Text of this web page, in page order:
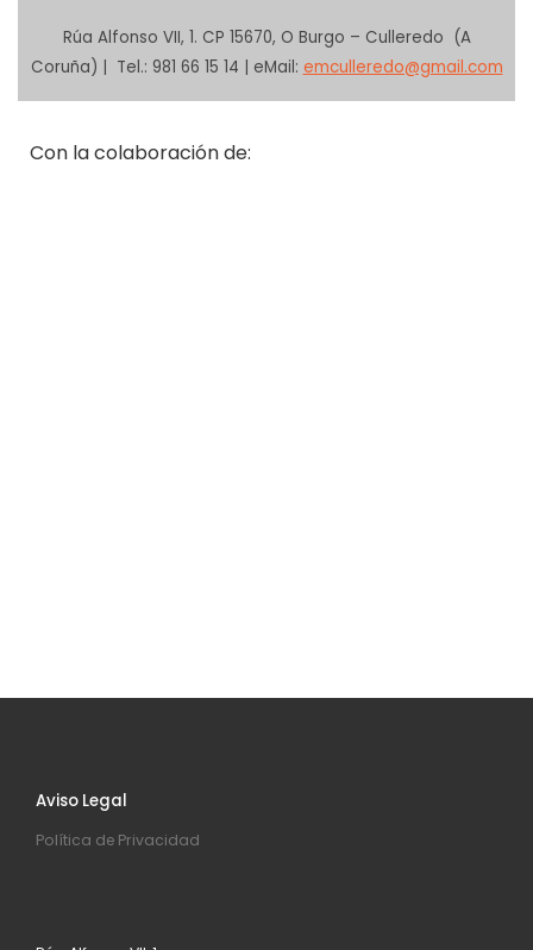
Rúa Alfonso VII, 1. CP 15670, O Burgo – Culleredo (A
Coruña) | Tel.: 981 66 15 14 | eMail: emculleredo@gmail.com
Con la colaboración de:
Aviso Legal
Política de Privacidad